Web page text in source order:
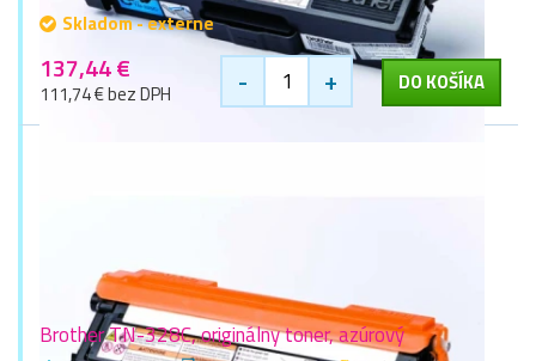
Skladom - externe
137,44 €
111,74 € bez DPH - + DO KOŠÍKA
Brother TN-328C, originálny toner, azúrový